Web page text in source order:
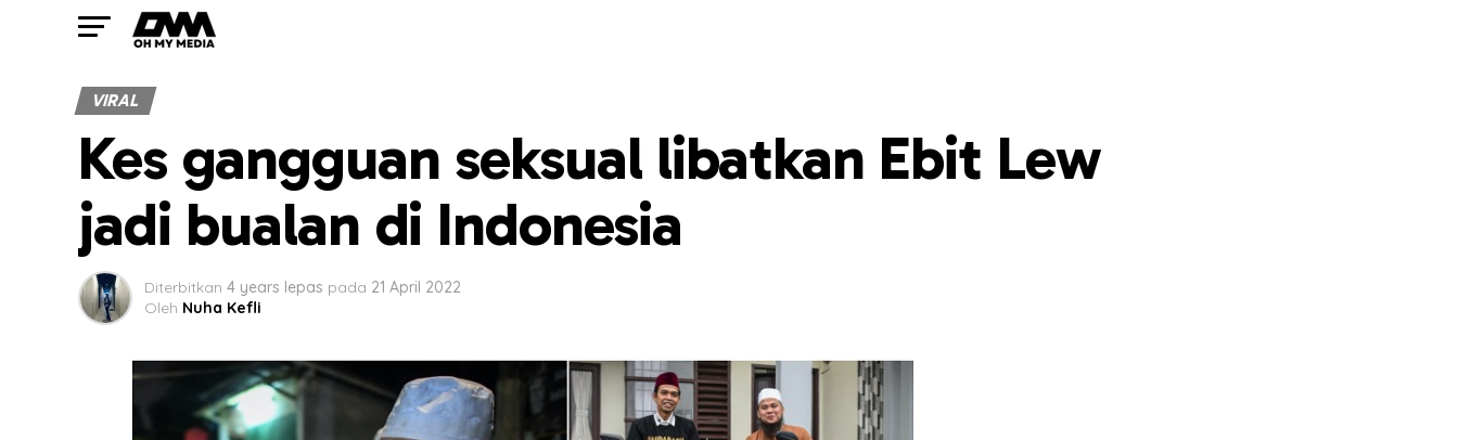
VIRAL
Kes gangguan seksual libatkan Ebit Lew
jadi bualan di Indonesia
Diterbitkan 4 years lepas pada 21 April 2022
Oleh Nuha Kefli